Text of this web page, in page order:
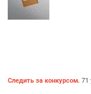
Следить за конкурсом. 71